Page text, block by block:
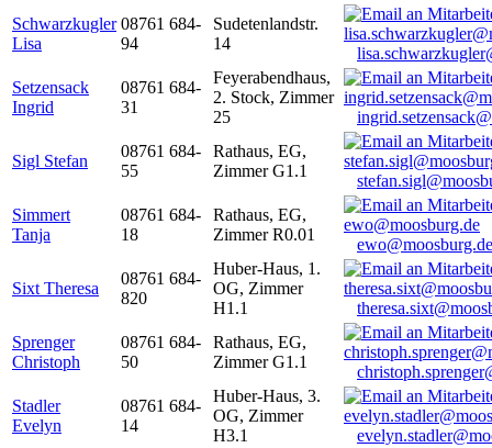
Schwarzkugler
Lisa
08761 684-
94
Sudetenlandstr.
14
Setzensack
Ingrid
08761 684-
31
Feyerabendhaus,
2. Stock, Zimmer
25
Sigl Stefan
08761 684-
55
Rathaus, EG,
Zimmer G1.1
Simmert
Tanja
08761 684-
18
Rathaus, EG,
Zimmer R0.01
ewo@moosburg.de
Sixt Theresa
08761 684-
820
Huber-Haus, 1.
OG, Zimmer
H1.1
Sprenger
Christoph
08761 684-
50
Rathaus, EG,
Zimmer G1.1
Stadler
Evelyn
08761 684-
14
Huber-Haus, 3.
OG, Zimmer
H3.1